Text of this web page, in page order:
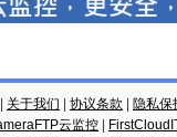
关于我们 协议条款
隐私保
云监控